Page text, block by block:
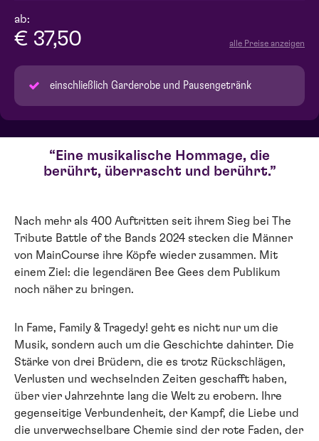
ab:
€ 37,50 alle Preise anzeigen
einschließlich Garderobe und Pausengetränk
Eine musikalische Hommage, die
berührt, überrascht und berührt.
Nach mehr als 400 Auftritten seit ihrem Sieg bei The
Tribute Battle of the Bands 2024 stecken die Männer
von MainCourse ihre Köpfe wieder zusammen. Mit
einem Ziel: die legendären Bee Gees dem Publikum
noch näher zu bringen.
In Fame, Family & Tragedy! geht es nicht nur um die
Musik, sondern auch um die Geschichte dahinter. Die
Stärke von drei Brüdern, die es trotz Rückschlägen,
Verlusten und wechselnden Zeiten geschafft haben,
über vier Jahrzehnte lang die Welt zu erobern. Ihre
gegenseitige Verbundenheit, der Kampf, die Liebe und
die unverwechselbare Chemie sind der rote Faden, der